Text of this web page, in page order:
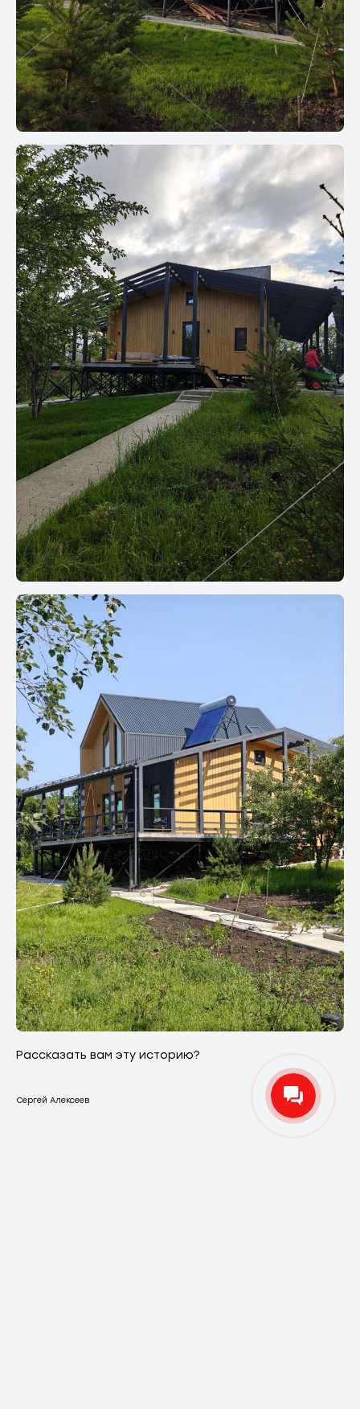
Рассказать вам эту историю?
Сергей Алексеев